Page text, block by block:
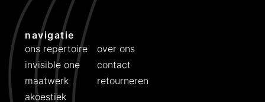
navigatie
ons repertoire
invisible one
maatwerk
akoestiek
over ons
contact
retourneren